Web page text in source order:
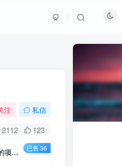
注 私信
2112 123
老款游戏全自动挂G搬砖项目，轻松日收益1k+，一个适合普通人上手的项目【揭秘】 已售 36